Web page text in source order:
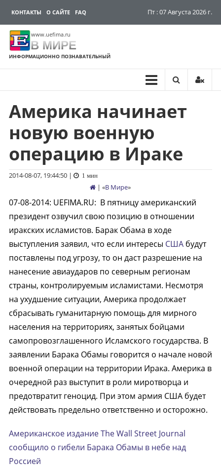
КОНТАКТЫ О САЙТЕ FAQ Пт : 07 Августа 2026 г.
www.uefima.ru
В МИРЕ
ИНФОРМАЦИОННО ПОЗНАВАТЕЛЬНЫЙ
Перейти
содержимому
Америка начинает
новую военную
операцию в Ираке
2014-08-07, 19:44:50| 1 мин
| «В Мире»
07-08-2014: UEFIMA.RU: В пятницу американский
президент озвучил свою позицию в отношении
иракских исламистов. Барак Обама в ходе
выступления заявил, что если интересы СШАбудут
поставлены под угрозу, то он даст разрешение на
нанесение авиаударов по северным регионам
страны, контролируемым исламистами. Несмотря
на ухудшение ситуации, Америка продолжает
сбрасывать гуманитарную помощь для мирного
населения на территориях, занятых бойцами
самопровозглашенного Исламского государства. В
заявлении Барака Обамы говорится о начале новой
военной операции на территории Ирака. Америка в
очередной раз выступит в роли миротворца и
предотвратит геноцид. При этом армия США будет
действовать предельно ответственно и осторожно.
Американское издание The Wall Street Journal
сообщило о гибели Барака Обамы в небе над
Россией